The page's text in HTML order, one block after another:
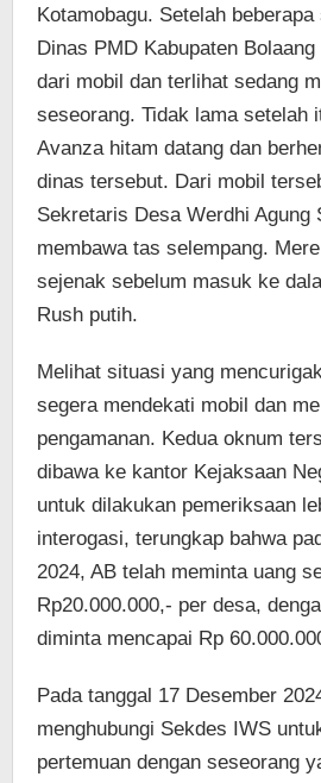
Kotamobagu. Setelah
Dinas PMD Kabupaten
dari mobil dan terlihat sedang
seseorang. Tidak lama setelah
Avanza hitam datang dan
dinas tersebut. Dari mobil
Sekretaris Desa Werdhi Agung
membawa tas selempang.
sejenak sebelum masuk ke
Rush putih.
Melihat situasi yang
segera mendekati mobil dan
pengamanan. Kedua oknum
dibawa ke kantor Kejaksaan
untuk dilakukan pemeriksaan
interogasi, terungkap bahwa
2024, AB telah meminta uang
Rp20.000.000,- per desa,
diminta mencapai Rp
Pada tanggal 17 Desember
menghubungi Sekdes IWS
pertemuan dengan seseorang